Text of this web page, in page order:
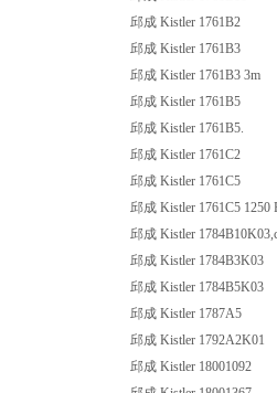
邱成 Kistler 1761B2
邱成 Kistler 1761B3
邱成 Kistler 1761B3 3m
邱成 Kistler 1761B5
邱成 Kistler 1761B5.
邱成 Kistler 1761C2
邱成 Kistler 1761C5
邱成 Kistler 1761C5 1250
邱成 Kistler
邱成 Kistler 1784B3K03
邱成 Kistler 1784B5K03
邱成 Kistler 1787A5
邱成 Kistler 1792A2K01
邱成 Kistler 18001092